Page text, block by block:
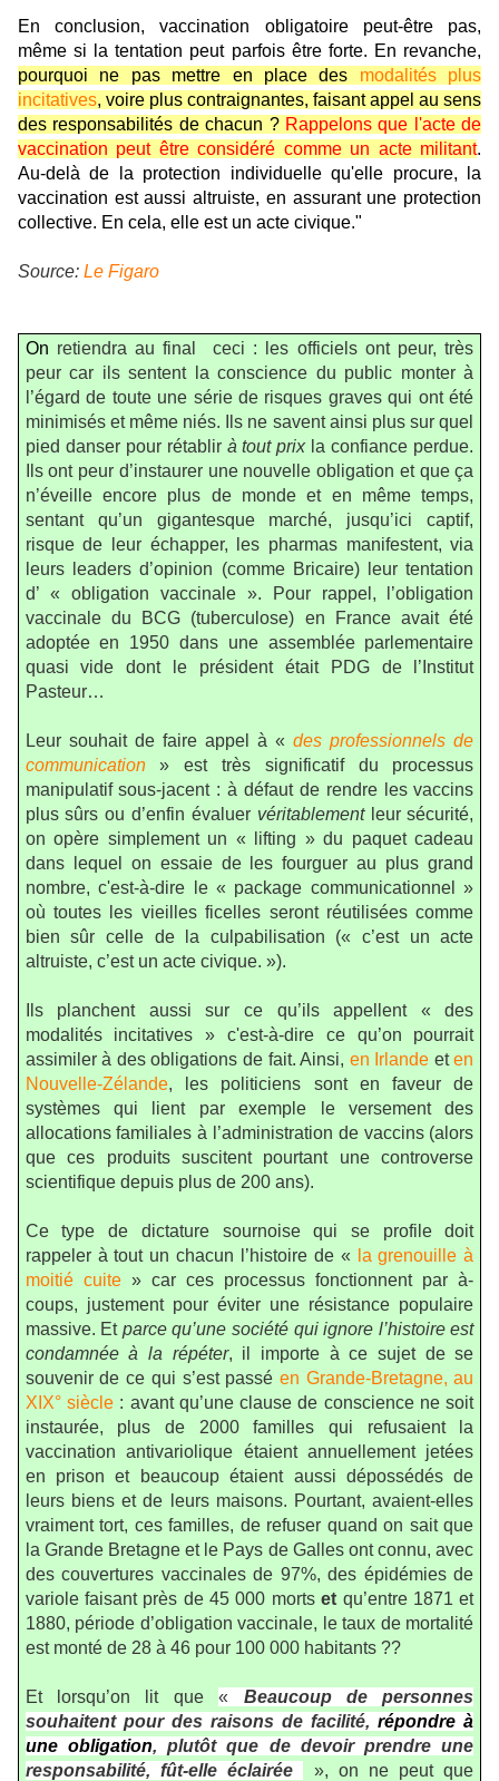
En conclusion, vaccination obligatoire peut-être pas,
même si la tentation peut parfois être forte. En revanche,
pourquoi ne pas mettre en place des modalités plus
incitatives, voire plus contraignantes, faisant appel au sens
des responsabilités de chacun ? Rappelons que l'acte de
vaccination peut être considéré comme un acte militant.
Au-delà de la protection individuelle qu'elle procure, la
vaccination est aussi altruiste, en assurant une protection
collective. En cela, elle est un acte civique."
Source: Le Figaro
On retiendra au final ceci : les officiels ont peur, très
peur car ils sentent la conscience du public monter à
l’égard de toute une série de risques graves qui ont été
minimisés et même niés. Ils ne savent ainsi plus sur quel
pied danser pour rétablir à tout prixla confiance perdue.
Ils ont peur d’instaurer une nouvelle obligation et que ça
n’éveille encore plus de monde et en même temps,
sentant qu’un gigantesque marché, jusqu’ici captif,
risque de leur échapper, les pharmas manifestent, via
leurs leaders d’opinion (comme Bricaire) leur tentation
d’ « obligation vaccinale ». Pour rappel, l’obligation
vaccinale du BCG (tuberculose) en France avait été
adoptée en 1950 dans une assemblée parlementaire
quasi vide dont le président était PDG de l’Institut
Pasteur…
Leur souhait de faire appel à «des professionnels de
communication» est très significatif du processus
manipulatif sous-jacent : à défaut de rendre les vaccins
plus sûrs ou d’enfin évaluer véritablementleur sécurité,
on opère simplement un « lifting » du paquet cadeau
dans lequel on essaie de les fourguer au plus grand
nombre, c'est-à-dire le « package communicationnel »
où toutes les vieilles ficelles seront réutilisées comme
bien sûr celle de la culpabilisation (« c’est un acte
altruiste, c’est un acte civique. »).
Ils planchent aussi sur ce qu’ils appellent « des
modalités incitatives » c'est-à-dire ce qu’on pourrait
assimiler à des obligations de fait. Ainsi, en Irlande eten
Nouvelle-Zélande, les politiciens sont en faveur de
systèmes qui lient par exemple le versement des
allocations familiales à l’administration de vaccins (alors
que ces produits suscitent pourtant une controverse
scientifique depuis plus de 200 ans).
Ce type de dictature sournoise qui se profile doit
rappeler à tout un chacun l’histoire de «
la grenouille à
moitié cuite» car ces processus fonctionnent par à-
coups, justement pour éviter une résistance populaire
massive. Et parce qu’une société qui ignore l’histoire est
condamnée à la répéter, il importe à ce sujet de se
souvenir de ce qui s’est passé en Grande-Bretagne, au
XIX° siècle: avant qu’une clause de conscience ne soit
instaurée, plus de 2000 familles qui refusaient la
vaccination antivariolique étaient annuellement jetées
en prison et beaucoup étaient aussi dépossédés de
leurs biens et de leurs maisons. Pourtant, avaient-elles
vraiment tort, ces familles, de refuser quand on sait que
la Grande Bretagne et le Pays de Galles ont connu, avec
des couvertures vaccinales de 97%, des épidémies de
variole faisant près de 45 000 mortset qu’entre 1871 et
1880, période d’obligation vaccinale, le taux de mortalité
est monté de 28 à 46 pour 100 000 habitants ??
Et lorsqu’on lit que« Beaucoup de personnes
souhaitent pour des raisons de facilité,répondre à
une obligation, plutôt que de devoir prendre une
responsabilité, fût-elle éclairée
», on ne peut que